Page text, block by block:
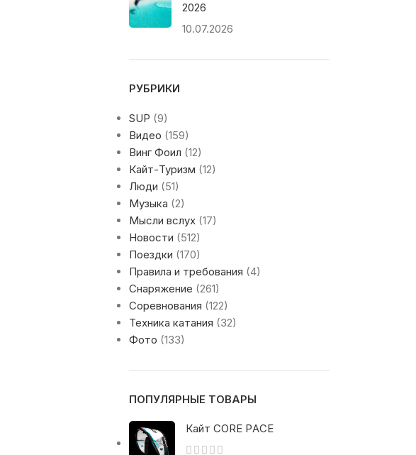
2026
10.07.2026
РУБРИКИ
SUP (9)
Видео (159)
Винг Фоил (12)
Кайт-Туризм (12)
Люди (51)
Музыка (2)
Мысли вслух(17)
Новости (512)
Поездки (170)
Правила и требования (4)
Снаряжение (261)
Соревнования (122)
Техника катания (32)
Фото (133)
ПОПУЛЯРНЫЕ ТОВАРЫ
Кайт CORE PACE